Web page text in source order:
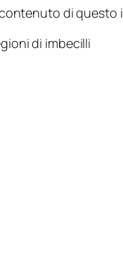
contenuto di
di imbecilli